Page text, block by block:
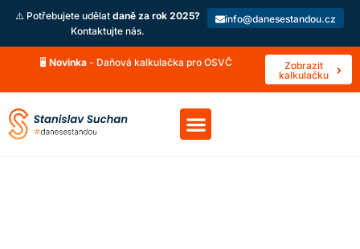
⚠️ Potřebujete udělat daně za rok 2025?
Kontaktujte nás.
info@danesestandou.cz
🖥️Novinka - Daňová kalkulačka pro OSVČ
Zobrazit
kalkulačku